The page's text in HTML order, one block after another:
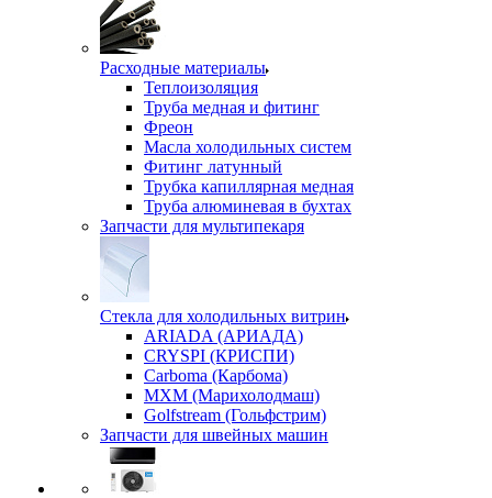
Расходные материалы
Теплоизоляция
Труба медная и фитинг
Фреон
Масла холодильных систем
Фитинг латунный
Трубка капиллярная медная
Труба алюминевая в бухтах
Запчасти для мультипекаря
Стекла для холодильных витрин
ARIADA (АРИАДА)
CRYSPI (КРИСПИ)
Carboma (Карбома)
MXM (Марихолодмаш)
Golfstream (Гольфстрим)
Запчасти для швейных машин